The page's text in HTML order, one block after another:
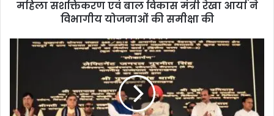
महिला सशक्तिकरण एवं बाल विकास मंत्री रेखा आर्या ने
विभागीय योजनाओं की समीक्षा की